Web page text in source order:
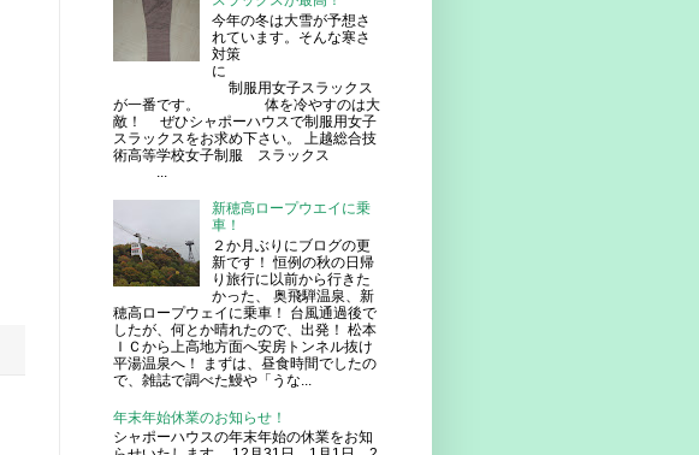
今年の冬は大雪が予想さ
れています。そんな寒さ
対策
に
制服用女子スラックス
が一番です。 体を冷やすのは大
敵！ ぜひシャポーハウスで制服用女子
スラックスをお求め下さい。 上越総合技
術高等学校女子制服 スラックス
新穂高ロープウエイに乗
車！
２か月ぶりにブログの更
新です！ 恒例の秋の日帰
り旅行に以前から行きた
かった、 奥飛騨温泉、新
穂高ロープウェイに乗車！ 台風通過後で
したが、何とか晴れたので、出発！ 松本
ＩＣから上高地方面へ安房トンネル抜け
平湯温泉へ！ まずは、昼食時間でしたの
で、雑誌で調べた鰻や「うな...
年末年始休業のお知らせ！
シャポーハウスの年末年始の休業をお知